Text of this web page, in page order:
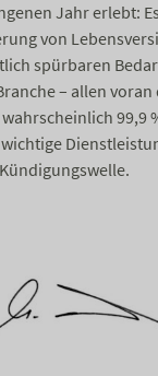
Jahr erlebt:
von
spürbaren
– allen
99,9